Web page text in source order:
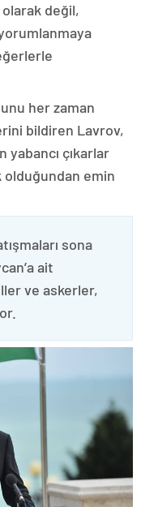
değil,
her zaman
bildiren Lavrov,
yabancı çıkarlar
olduğundan emin
sona
ait
ve askerler,